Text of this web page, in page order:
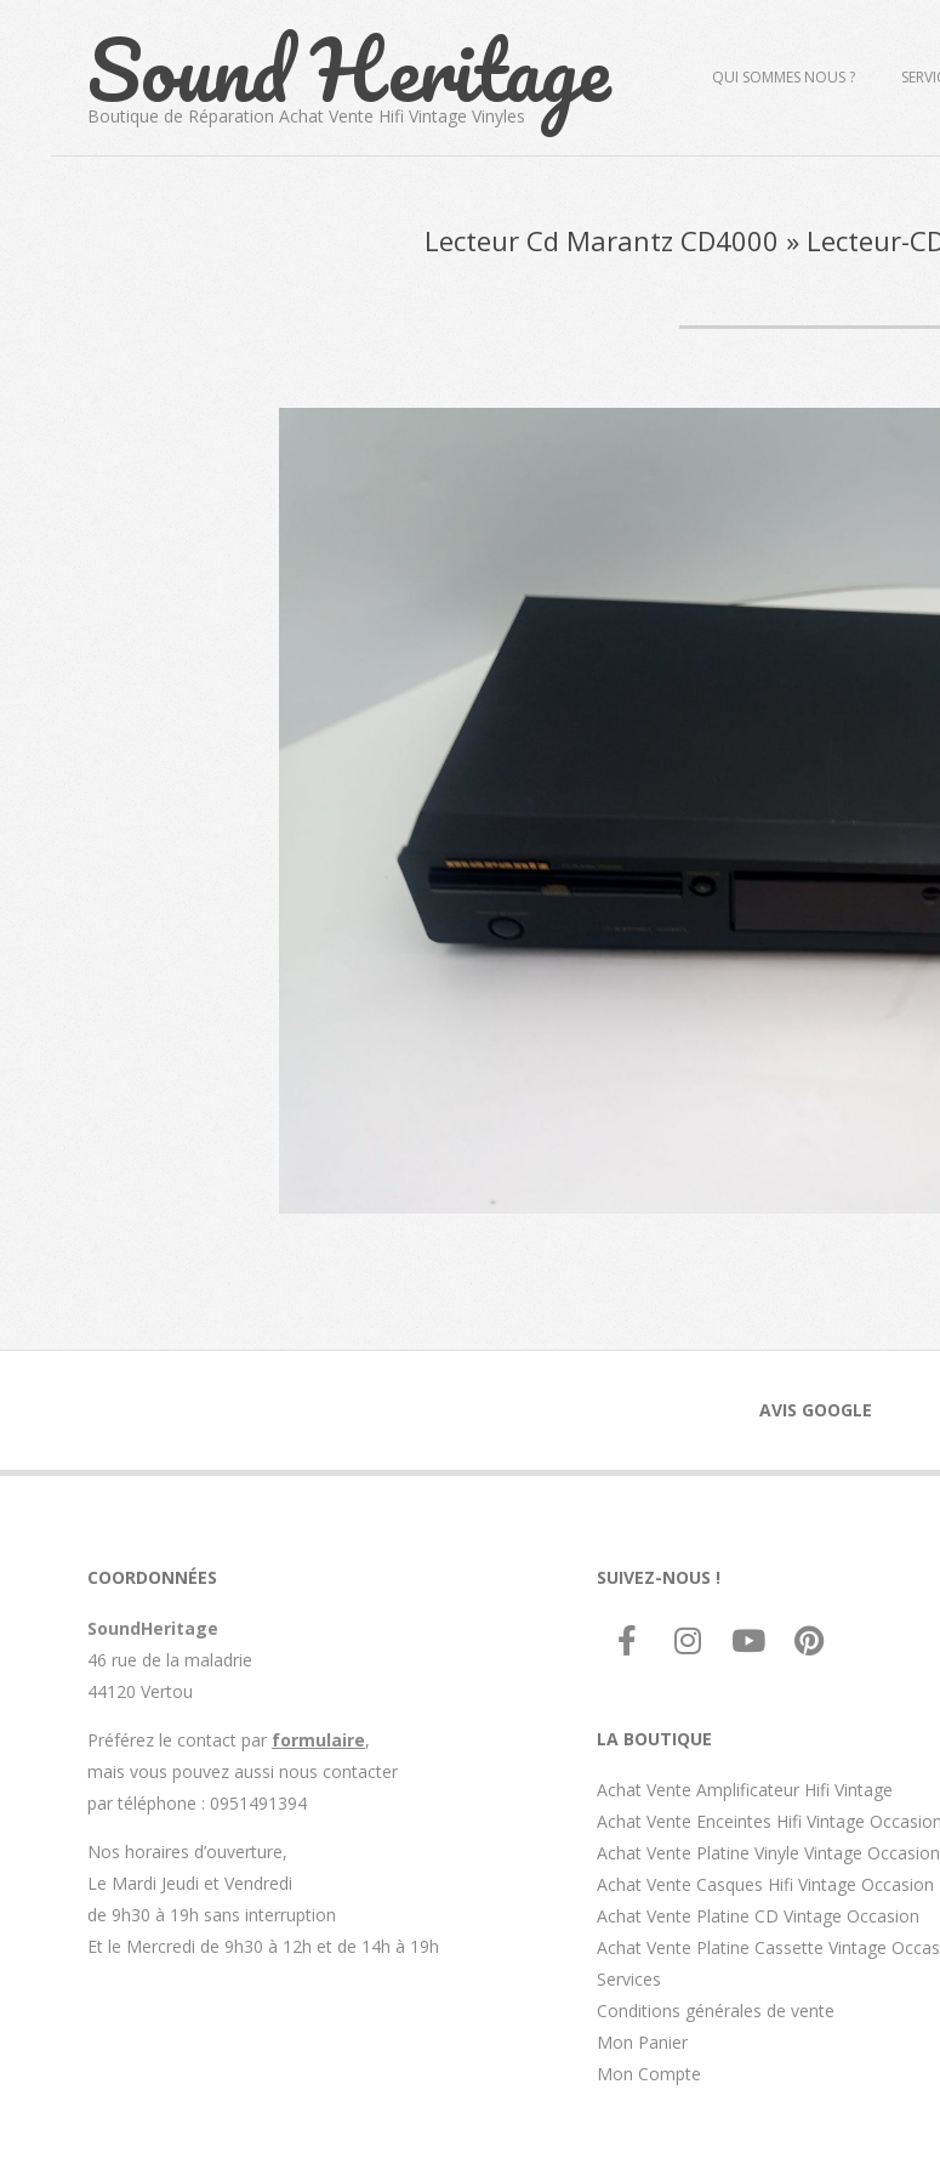
Sound Heritage
Boutique de Réparation Achat Vente Hifi Vintage Vinyles
PrimaryQUI SOMMES NOUS ?
Lecteur Cd Marantz CD4000 » Lecteur-
AVIS GOOGLE
COORDONNÉES
SoundHeritage
46 rue de la maladrie
44120 Vertou
Préférez le contact par formulaire,
mais vous pouvez aussi nous contacter
par téléphone : 0951491394
Nos horaires d’ouverture,
Le Mardi Jeudi et Vendredi
de 9h30 à 19h sans interruption
Et le Mercredi de 9h30 à 12h et de 14h à 19h
SUIVEZ-NOUS !
LA BOUTIQUE
Achat Vente Amplificateur Hifi Vintage
Achat Vente Enceintes Hifi Vintage Occasion
Achat Vente Platine Vinyle Vintage Occasion
Achat Vente Casques Hifi Vintage Occasion
Achat Vente Platine CD Vintage Occasion
Achat Vente Platine Cassette Vintage
Services
Conditions générales de vente
Mon Panier
Mon Compte